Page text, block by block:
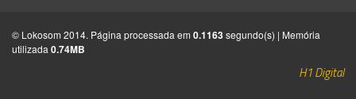
© Lokosom 2014. Página processada em 0.1163segundo(s) | Memória
utilizada 0.74MB
H1 Digital